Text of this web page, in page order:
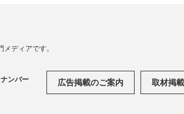
ディアです。
ンバー 広告掲載のご案内 取材掲